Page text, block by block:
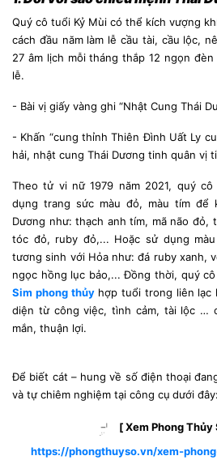
Quý cô tuổi Kỷ Mùi có thể kích vượng
cách đầu năm làm lễ cầu tài, cầu lộc,
27 âm lịch mỗi tháng thắp 12 ngọn
lễ.
- Bài vị giấy vàng ghi “Nhật Cung Thái
- Khấn “cung thỉnh Thiên Đình Uất Ly
hải, nhật cung Thái Dương tinh quân vị
Theo tử vi nữ 1979 năm 2021, quý
dụng trang sức màu đỏ, màu tím để
Dương như: thạch anh tím, mã não đỏ,
tóc đỏ, ruby đỏ,... Hoặc sử dụng
tương sinh với Hỏa như: đá ruby xanh,
ngọc hồng lục bảo,... Đồng thời, quý
Sim phong thủy hợp tuổi trong liên lạc
diện từ công việc, tình cảm, tài lộc …
mắn, thuận lợi.
Để biết cát – hung về số điện thoại
và tự chiêm nghiệm tại công cụ dưới đây:
[Xem Phong Thủy
https://phongthuyso.vn/xem-